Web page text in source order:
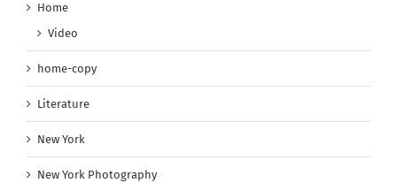
Home
Video
home-copy
Literature
New York
New York Photography